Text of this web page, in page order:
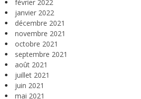
février 2022
janvier 2022
décembre 2021
novembre 2021
octobre 2021
septembre 2021
août 2021
juillet 2021
juin 2021
mai 2021